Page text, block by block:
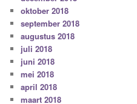
oktober 2018
september 2018
augustus 2018
juli 2018
juni 2018
mei 2018
april 2018
maart 2018